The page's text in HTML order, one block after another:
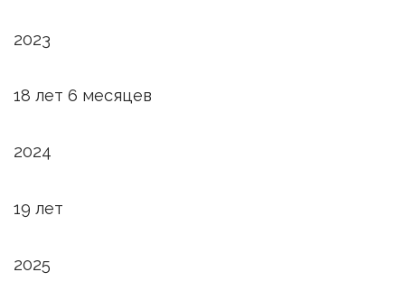
2023
18 лет 6 месяцев
2024
19 лет
2025